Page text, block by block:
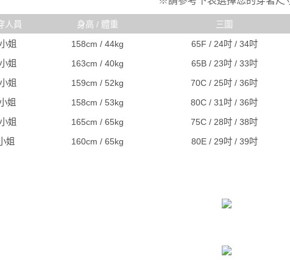
人員 身高 / 體重 三圍
姐
158cm / 44kg 65F / 24吋 / 34吋
姐
163cm / 40kg 65B / 23吋 / 33吋
姐
159cm / 52kg 70C / 25吋 / 36吋
姐
158cm / 53kg 80C / 31吋 / 36吋
姐
165cm / 65kg 75C / 28吋 / 38吋
姐
160cm / 65kg 80E / 29吋 / 39吋